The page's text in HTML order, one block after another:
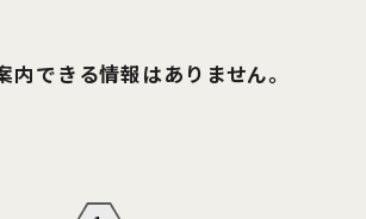
内できる情報はありません。